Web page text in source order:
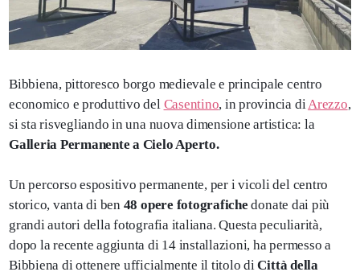
Bibbiena, pittoresco borgo medievale e principale centro
economico e produttivo del Casentino, in provincia diArezzo,
si sta risvegliando in una nuova dimensione artistica: la
Galleria Permanente a Cielo Aperto.
Un percorso espositivo permanente, per i vicoli del centro
storico, vanta di ben 48 opere fotografiche donate dai più
grandi autori della fotografia italiana. Questa peculiarità,
dopo la recente aggiunta di 14 installazioni, ha permesso a
Bibbiena di ottenere ufficialmente il titolo diCittà della